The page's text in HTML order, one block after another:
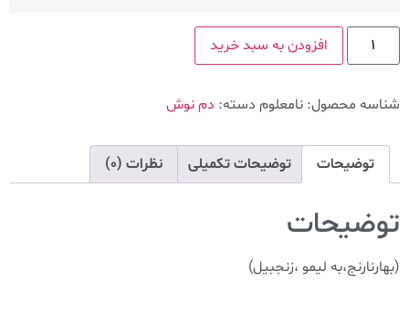
افزودن به سبد خرید
شناسه محصول: نامعلوم دسته: دم نوش
توضیحات توضیحات تکمیلی نظرات (0)
توضیحات
(بهارنارنج،به لیمو ،زنجبیل)